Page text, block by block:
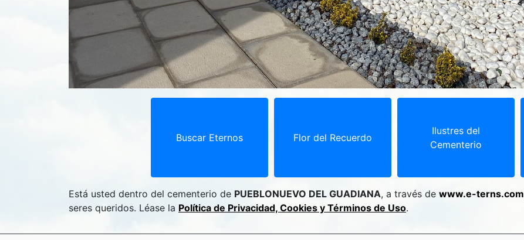
Buscar Eternos Flor del Recuerdo
Ilustres del
Cementerio
Está usted dentro del cementerio de PUEBLONUEVO DEL GUADIANA, a través de www.e-terns.com
seres queridos. Léase la Política de Privacidad, Cookies y Términos de Uso.